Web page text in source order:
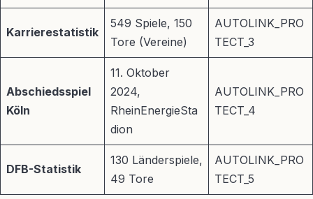
Karrierestatistik
549 Spiele, 150
Tore (Vereine)
AUTOLINK_PRO
TECT_3
Abschiedsspiel
Köln
11. Oktober
2024,
RheinEnergieSta
dion
AUTOLINK_PRO
TECT_4
DFB-Statistik
130 Länderspiele,
49 Tore
AUTOLINK_PRO
TECT_5